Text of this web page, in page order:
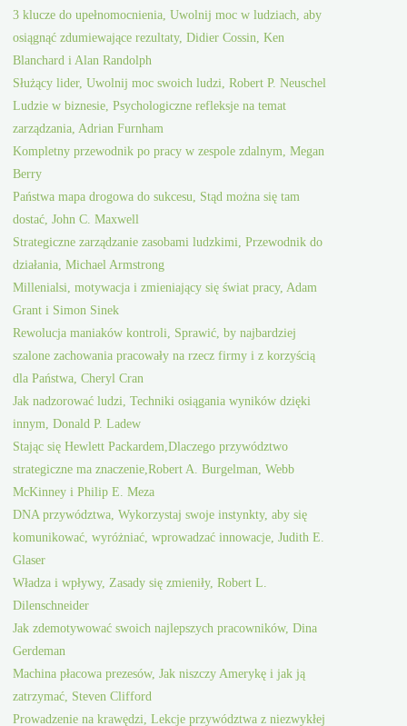
3 klucze do upełnomocnienia, Uwolnij moc w ludziach, aby
osiągnąć zdumiewające rezultaty, Didier Cossin, Ken
Blanchard i Alan Randolph
Służący lider, Uwolnij moc swoich ludzi, Robert P. Neuschel
Ludzie w biznesie, Psychologiczne refleksje na temat
zarządzania, Adrian Furnham
Kompletny przewodnik po pracy w zespole zdalnym, Megan
Berry
Państwa mapa drogowa do sukcesu, Stąd można się tam
dostać, John C. Maxwell
Strategiczne zarządzanie zasobami ludzkimi, Przewodnik do
działania, Michael Armstrong
Millenialsi, motywacja i zmieniający się świat pracy, Adam
Grant i Simon Sinek
Rewolucja maniaków kontroli, Sprawić, by najbardziej
szalone zachowania pracowały na rzecz firmy i z korzyścią
dla Państwa, Cheryl Cran
Jak nadzorować ludzi, Techniki osiągania wyników dzięki
innym, Donald P. Ladew
Stając się Hewlett Packardem,Dlaczego przywództwo
strategiczne ma znaczenie,Robert A. Burgelman, Webb
McKinney i Philip E. Meza
DNA przywództwa, Wykorzystaj swoje instynkty, aby się
komunikować, wyróżniać, wprowadzać innowacje, Judith E.
Glaser
Władza i wpływy, Zasady się zmieniły, Robert L.
Dilenschneider
Jak zdemotywować swoich najlepszych pracowników, Dina
Gerdeman
Machina płacowa prezesów, Jak niszczy Amerykę i jak ją
zatrzymać, Steven Clifford
Prowadzenie na krawędzi, Lekcje przywództwa z niezwykłej